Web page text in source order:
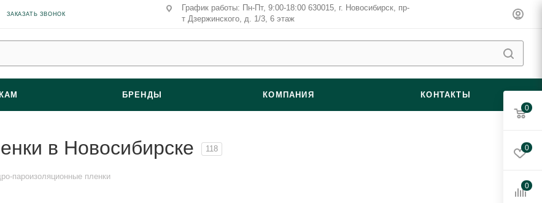
ЗАКАЗАТЬ ЗВОНОК
График работы: Пн-Пт, 9:00-18:00 630015, г. Новосибирск, пр-
т Дзержинского, д. 1/3, 6 этаж
БРЕНДЫ КОМПАНИЯ КОНТАКТЫ
в Новосибирске 118
пароизоляционные пленки
0
0
0